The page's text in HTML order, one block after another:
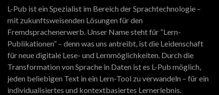
L-Pub ist ein Spezialist im Bereich der Sprachtechnologie –
mit zukunftsweisenden Lösungen für den
Fremdsprachenerwerb. Unser Name steht für “Lern-
Publikationen” – denn was uns antreibt, ist die Leidenschaft
für neue digitale Lese- und Lernmöglichkeiten. Durch die
Transformation von Sprache in Daten ist es L-Pub möglich,
jeden beliebigen Text in ein Lern-Tool zu verwandeln – für ein
individualisiertes und kontextbasiertes Lernerlebnis.